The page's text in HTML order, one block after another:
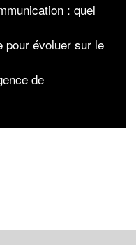
: quel
pour évoluer sur le
de